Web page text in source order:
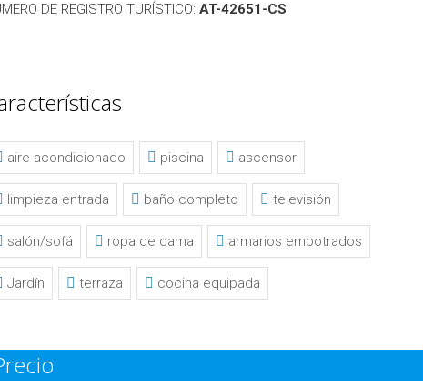
DE REGISTRO TURÍSTICO: AT-42651-CS
aire acondicionado piscina ascensor
limpieza entrada baño completo televisión
salón/sofá ropa de cama armarios empotrados
Jardín terraza cocina equipada